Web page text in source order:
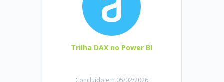
Trilha DAX no Power BI
Concluído em 05/02/2026